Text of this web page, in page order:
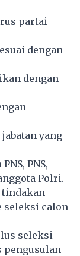
partai
dengan
dengan
yang
PNS,
Polri.
tindakan
seleksi calon
seleksi
pengusulan